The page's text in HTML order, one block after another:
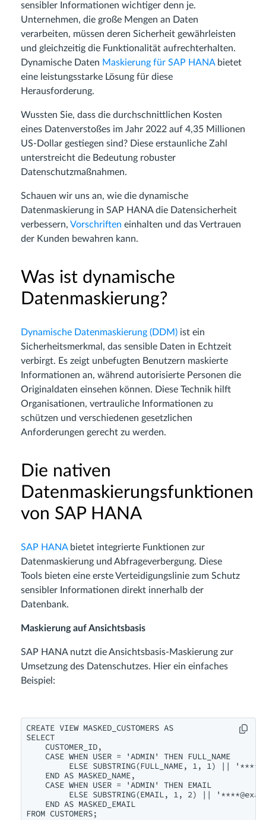
sensibler Informationen wichtiger denn je.
Unternehmen, die große Mengen an Daten
verarbeiten, müssen deren Sicherheit gewährleisten
und gleichzeitig die Funktionalität aufrechterhalten.
Dynamische Daten Maskierung für SAP HANAbietet
eine leistungsstarke Lösung für diese
Herausforderung.
Wussten Sie, dass die durchschnittlichen Kosten
eines Datenverstoßes im Jahr 2022 auf 4,35 Millionen
US-Dollar gestiegen sind? Diese erstaunliche Zahl
unterstreicht die Bedeutung robuster
Datenschutzmaßnahmen.
Schauen wir uns an, wie die dynamische
Datenmaskierung in SAP HANA die Datensicherheit
verbessern, Vorschriften einhalten und das Vertrauen
der Kunden bewahren kann.
Was ist dynamische
Datenmaskierung?
Dynamische Datenmaskierung (DDM) ist ein
Sicherheitsmerkmal, das sensible Daten in Echtzeit
verbirgt. Es zeigt unbefugten Benutzern maskierte
Informationen an, während autorisierte Personen die
Originaldaten einsehen können. Diese Technik hilft
Organisationen, vertrauliche Informationen zu
schützen und verschiedenen gesetzlichen
Anforderungen gerecht zu werden.
Die nativen
Datenmaskierungsfunktionen
von SAP HANA
SAP HANAbietet integrierte Funktionen zur
Datenmaskierung und Abfrageverbergung. Diese
Tools bieten eine erste Verteidigungslinie zum Schutz
sensibler Informationen direkt innerhalb der
Datenbank.
Maskierung auf Ansichtsbasis
SAP HANA nutzt die Ansichtsbasis-Maskierung zur
Umsetzung des Datenschutzes. Hier ein einfaches
Beispiel:
CREATE VIEW MASKED_CUSTOMERS AS
SELECT
    CUSTOMER_ID,
    CASE WHEN USER = 'ADMIN' THEN FULL_NAME
         ELSE SUBSTRING(FULL_NAME, 1, 1) || '****'
    END AS MASKED_NAME,
    CASE WHEN USER = 'ADMIN' THEN EMAIL
ELSE SUBSTRING(EMAIL, 1, 2) ||
    END AS MASKED_EMAIL
FROM CUSTOMERS;